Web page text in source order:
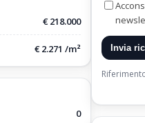
€ 218.000
€ 2.271 /m²
0
Invia